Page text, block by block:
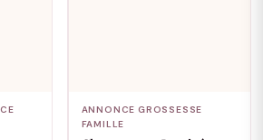
ANNONCE GROSSESSE
FAMILLE